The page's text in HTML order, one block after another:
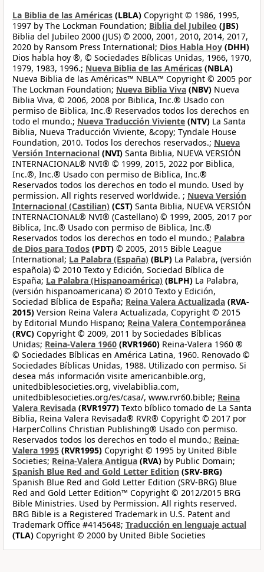
La Biblia de las Américas (LBLA) Copyright © 1986, 1995,
1997 by The Lockman Foundation; Biblia del Jubileo (JBS)
Biblia del Jubileo 2000 (JUS) © 2000, 2001, 2010, 2014, 2017,
2020 by Ransom Press International; Dios Habla Hoy (DHH)
Dios habla hoy ®, © Sociedades Bíblicas Unidas, 1966, 1970,
1979, 1983, 1996.; Nueva Biblia de las Américas (NBLA)
Nueva Biblia de las Américas™ NBLA™ Copyright © 2005 por
The Lockman Foundation; Nueva Biblia Viva (NBV) Nueva
Biblia Viva, © 2006, 2008 por Biblica, Inc.® Usado con
permiso de Biblica, Inc.® Reservados todos los derechos en
todo el mundo.; Nueva Traducción Viviente (NTV) La Santa
Biblia, Nueva Traducción Viviente, &copy; Tyndale House
Foundation, 2010. Todos los derechos reservados.; Nueva
Versión Internacional (NVI) Santa Biblia, NUEVA VERSIÓN
INTERNACIONAL® NVI® © 1999, 2015, 2022 por Biblica,
Inc.®, Inc.® Usado con permiso de Biblica, Inc.®
Reservados todos los derechos en todo el mundo. Used by
permission. All rights reserved worldwide. ; Nueva Versión
Internacional (Castilian) (CST) Santa Biblia, NUEVA VERSIÓN
INTERNACIONAL® NVI® (Castellano) © 1999, 2005, 2017 por
Biblica, Inc.® Usado con permiso de Biblica, Inc.®
Reservados todos los derechos en todo el mundo.; Palabra
de Dios para Todos (PDT) © 2005, 2015 Bible League
International; La Palabra (España) (BLP) La Palabra, (versión
española) © 2010 Texto y Edición, Sociedad Bíblica de
España; La Palabra (Hispanoamérica) (BLPH) La Palabra,
(versión hispanoamericana) © 2010 Texto y Edición,
Sociedad Bíblica de España; Reina Valera Actualizada (RVA-
2015) Version Reina Valera Actualizada, Copyright © 2015
by Editorial Mundo Hispano; Reina Valera Contemporánea
(RVC) Copyright © 2009, 2011 by Sociedades Bíblicas
Unidas; Reina-Valera 1960 (RVR1960) Reina-Valera 1960 ®
© Sociedades Bíblicas en América Latina, 1960. Renovado ©
Sociedades Bíblicas Unidas, 1988. Utilizado con permiso. Si
desea más información visite americanbible.org,
unitedbiblesocieties.org, vivelabiblia.com,
unitedbiblesocieties.org/es/casa/, www.rvr60.bible; Reina
Valera Revisada (RVR1977) Texto bíblico tomado de La Santa
Biblia, Reina Valera Revisada® RVR® Copyright © 2017 por
HarperCollins Christian Publishing® Usado con permiso.
Reservados todos los derechos en todo el mundo.; Reina-
Valera 1995 (RVR1995) Copyright © 1995 by United Bible
Societies; Reina-Valera Antigua (RVA) by Public Domain;
Spanish Blue Red and Gold Letter Edition (SRV-BRG)
Spanish Blue Red and Gold Letter Edition (SRV-BRG) Blue
Red and Gold Letter Edition™ Copyright © 2012/2015 BRG
Bible Ministries. Used by Permission. All rights reserved.
BRG Bible is a Registered Trademark in U.S. Patent and
Trademark Office #4145648; Traducción en lenguaje actual
(TLA) Copyright © 2000 by United Bible Societies